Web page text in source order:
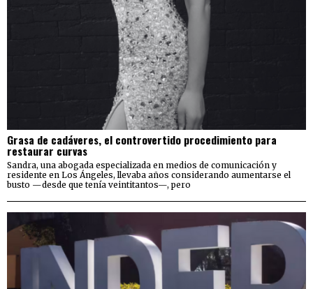
Grasa de cadáveres, el controvertido procedimiento para
restaurar curvas
Sandra, una abogada especializada en medios de comunicación y
residente en Los Ángeles, llevaba años considerando aumentarse el
busto —desde que tenía veintitantos—, pero